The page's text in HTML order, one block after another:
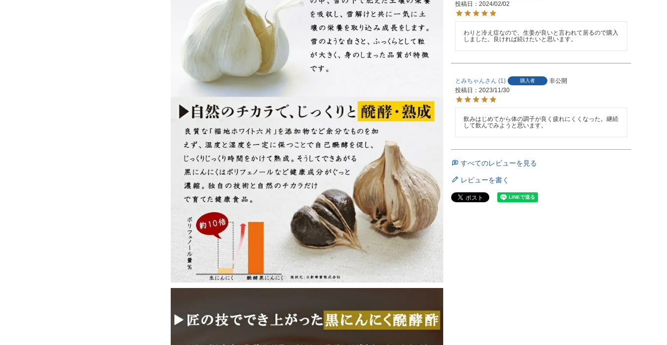
投稿日
2024/02/02
わりと冷え症なので、生姜が良いと言われて居るので購入
しました。良ければ続けたいと思います。
とみちゃん 1 購入者
非公開
投稿日
2023/11/30
飲みはじめてから体の調子が良く疲れにくくなった。継続
して飲んでみようと思います。
すべてのレビューを見る
レビューを書く